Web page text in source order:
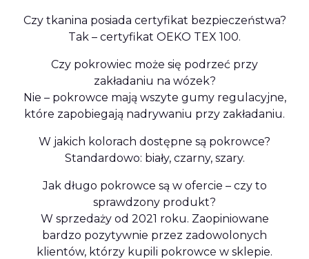
Czy tkanina posiada certyfikat bezpieczeństwa?
Tak – certyfikat OEKO TEX 100.
Czy pokrowiec może się podrzeć przy
zakładaniu na wózek?
Nie – pokrowce mają wszyte gumy regulacyjne,
które zapobiegają nadrywaniu przy zakładaniu.
W jakich kolorach dostępne są pokrowce?
Standardowo: biały, czarny, szary.
Jak długo pokrowce są w ofercie – czy to
sprawdzony produkt?
W sprzedaży od 2021 roku. Zaopiniowane
bardzo pozytywnie przez zadowolonych
klientów, którzy kupili pokrowce w sklepie.